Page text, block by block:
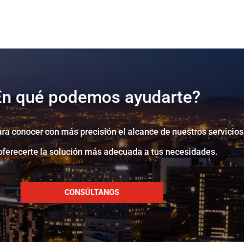
qué podemos ayudarte?
conocer con más precisión el alcance de nuestros servicios
la solución más adecuada a tus necesidades.
CONSÚLTANOS